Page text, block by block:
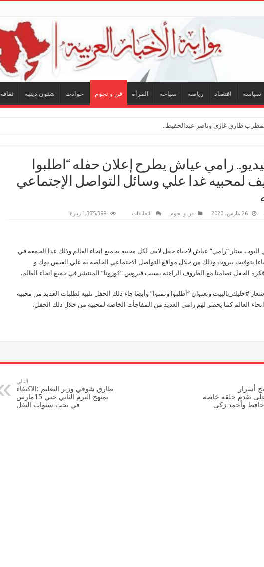
سياسة اقتصاد رياضة سياحة المرأه فن و نجوم حوادث شئون دينية ثقافة
طارق غازي وناصر عبدالحفيظ.. شراكة فنية ترسم
رامي عياش يطرح إعلان حفله “اطلبوا
لمحبيه غدا علي وسائل التواصل الإجتماعي
26 مارس، 2020 فن و نجوم التعليقات
حفله
“اطلبوا
وتمنوا”
لايف
لمحبيه
علي
وسائل
التواصل
1,375,388 زيارة
البوب ستار “رامي” عياش لاحياء حفل لايف لكل محبيه بجميع انحاء العالم وذلك غدا الجمعه في
بتوقيت بيروت وذلك من خلال مواقع التواصل الاجتماعي الخاصه به علي الفيس بوك و
الحفل تضامنا مع الظروف الراهنه بسبب فيروس “كورونا” المنتشر في جميع انحاء العالم.
#خليك_بالبيت وبعنوان “أطلبوا وتمنوا” وأيضا جاء ذلك الحفل تلبيه لطلبات العديد من محبيه
العالم كما يحضر لهم رامي العديد من المفاجأت الخاصه لمحبيه من خلال ذلك الحفل.
أسرار
تقدم حلقه خاصه
حافظ وأحمد زكى
التالي
طارق شوقي وزير التعليم :الاكتفاء
بمنهج الترم الثاني حتي 15مارس
في بحث سنوات النقل